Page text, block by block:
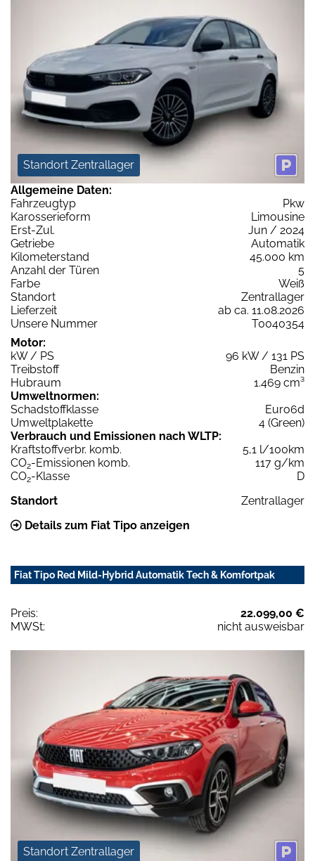
Standort Zentrallager
Allgemeine Daten:
Fahrzeugtyp
Pkw
Karosserieform
Limousine
Erst-Zul.
Jun / 2024
Getriebe
Automatik
Kilometerstand
45.000 km
Anzahl der Türen
5
Farbe
Weiß
Standort
Zentrallager
Lieferzeit
ab ca. 11.08.2026
Unsere Nummer
T0040354
Motor:
kW / PS
96 kW / 131 PS
Treibstoff
Benzin
Hubraum
1.469 cm³
Umweltnormen:
Schadstoffklasse
Euro6d
Umweltplakette
4 (Green)
Verbrauch und Emissionen nach WLTP:
Kraftstoffverbr. komb.
5,1 l/100km
CO2-Emissionen komb.
117 g/km
CO2-Klasse
D
Standort
Zentrallager
Details zum Fiat Tipo anzeigen
Fiat Tipo Red Mild-Hybrid Automatik Tech & Komfortpak
Preis:
22.099,00 €
MWSt:
nicht ausweisbar
Standort Zentrallager